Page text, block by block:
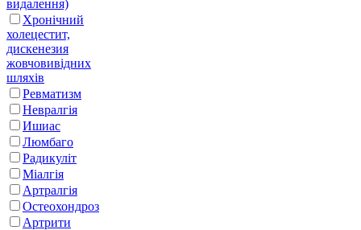
видалення)
Хронічний
холецестит,
дискенезия
жовчовивідних
шляхів
Ревматизм
Невралгія
Ишиас
Люмбаго
Радикуліт
Міалгія
Артралгія
Остеохондроз
Артрити